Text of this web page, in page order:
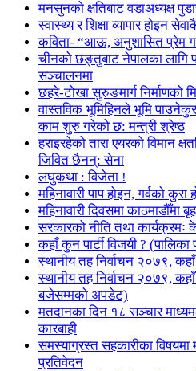
मनसुनको क्षतिबाट वडाअध्यक्ष
स्वास्थ्य र शिक्षा व्यापार होइन
कविता- “आऊ, अनुशासित प्रेम
चीनको छङ्तुबाट नेपालका लागि
सञ्चालनमा
छहरे-टोखा सुरुङमार्ग निर्माणको
वास्तविक भूमिहिनले भूमि
काम शुरु गरेको छ: मन्त्री श्रेष्ठ
हराइरहेको तारा एयरको विमान
जिवित छैनन्: सेना
लघुकथा : विजेता !
महिनावारी पाप होइन, गर्वको कुरा
महिनावारी दिवसमा काठमाडौँमा
सरकारको नीति तथा
कहाँ कुन पार्टी विजयी ?
स्थानीय तह निर्वाचन २०७९,
स्थानीय तह निर्वाचन २०७९,
बजेसम्मको अपडेट)
मतदानका दिन १८ सञ्चार
कारबाही
समस्याग्रस्त सहकारीका विषयमा
प्रतिवेदन